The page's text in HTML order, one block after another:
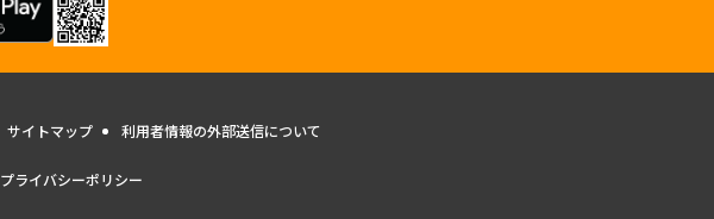
サイトマップ 利用者情報の外部送信について
プライバシーポリシー